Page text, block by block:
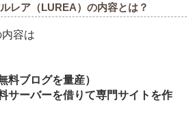
レア（LUREA）の内容とは？
容は
ブログを量産）
サーバーを借りて専門サイトを作